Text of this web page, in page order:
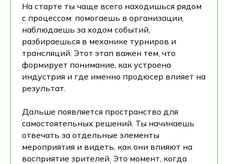
На старте ты чаще всего находишься рядом
с процессом: помогаешь в организации,
наблюдаешь за ходом событий,
разбираешься в механике турниров и
трансляций. Этот этап важен тем, что
формирует понимание, как устроена
индустрия и где именно продюсер влияет на
результат.
Дальше появляется пространство для
самостоятельных решений. Ты начинаешь
отвечать за отдельные элементы
мероприятия и видеть, как они влияют на
восприятие зрителей. Это момент, когда